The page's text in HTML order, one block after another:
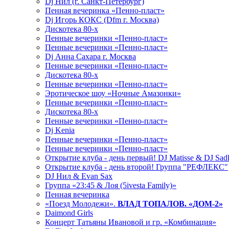
Пенная вечеринка «Пенно-пласт»
Dj Игорь КОКС (Dfm г. Москва)
Дискотека 80-х
Пенные вечеринки «Пенно-пласт»
Пенные вечеринки «Пенно-пласт»
Dj Анна Сахара г. Москва
Пенные вечеринки «Пенно-пласт»
Дискотека 80-х
Пенные вечеринки «Пенно-пласт»
Эротическое шоу «Ночные Амазонки»
Пенные вечеринки «Пенно-пласт»
Дискотека 80-х
Пенные вечеринки «Пенно-пласт»
Dj Kenia
Пенные вечеринки «Пенно-пласт»
Пенные вечеринки «Пенно-пласт»
Открытие клуба - день первый! DJ Matisse & DJ
Открытие клуба - день второй! Группа "РЕФЛЕКС"
DJ Нил & Evan Sax
Группа «23:45 & Лоя (5ivesta Family)»
Пенная вечеринка
«Поезд Молодежи». ВЛАД ТОПАЛОВ. «ДОМ-2»
Daimond Girls
Концерт Татьяны Ивановой и гр. «Комбинация»